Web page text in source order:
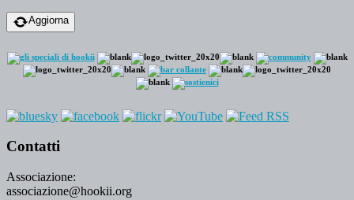
Aggiorna
Contatti
Associazione:
associazione@hookii.org